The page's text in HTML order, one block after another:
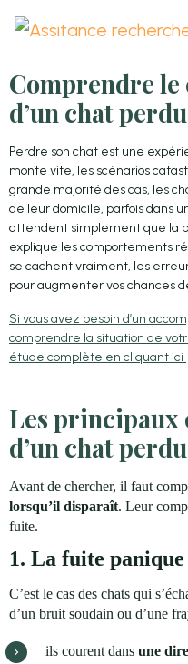
Comprendre
d’un chat perdu
Perdre son chat est une
monte vite, les scénarios
grande majorité des cas, les
de leur domicile, parfois dans
attendent simplement que la
explique les comportements
se cachent vraiment, les
pour augmenter vos chances
Si vous avez besoin d’un
comprendre la situation de
étude complète en cliquant ici
Les principaux
d’un chat perdu
Avant de chercher, il faut
lorsqu’il disparaît. Leur
fuite.
1. La fuite
C’est le cas des chats qui
d’un bruit soudain ou d’une
ils courent dans une